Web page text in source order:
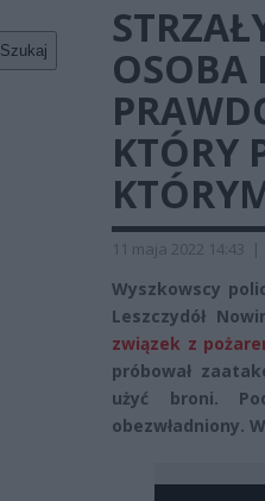
Szukaj
OSOBA
KTÓRY
11 maja 2022 14:43 |
Wyszkowscy
Leszczydół
związek z
próbował
użyć broni.
obezwładniony.